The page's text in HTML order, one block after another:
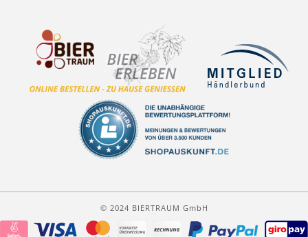
© 2024 BIERTRAUM GmbH